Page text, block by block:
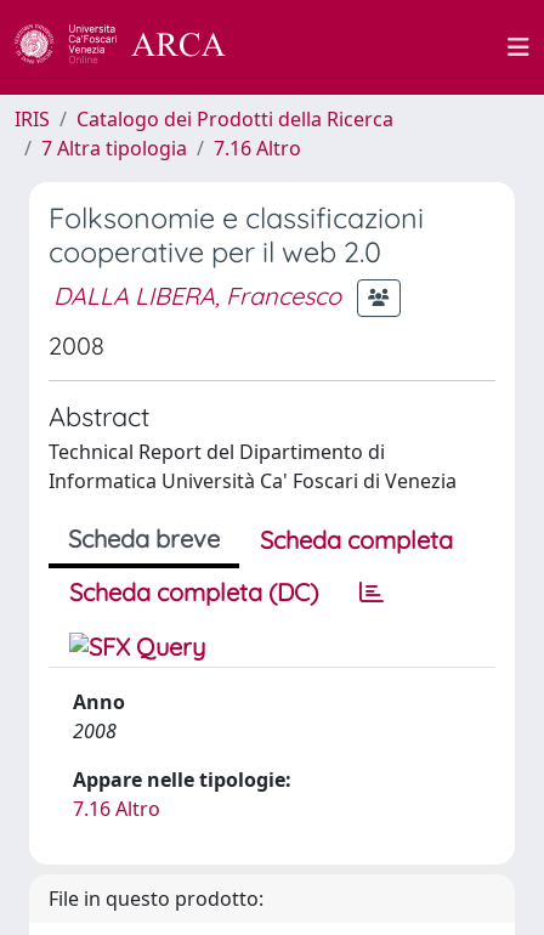
IRIS
Catalogo dei Prodotti della Ricerca
7 Altra tipologia
7.16 Altro
Folksonomie e classificazioni
cooperative per il web 2.0
DALLA LIBERA, Francesco
2008
Abstract
Technical Report del Dipartimento di
Informatica Università Ca' Foscari di Venezia
Scheda breve
Scheda completa
Scheda completa (DC)
Anno
2008
Appare nelle tipologie:
7.16 Altro
File in questo prodotto: